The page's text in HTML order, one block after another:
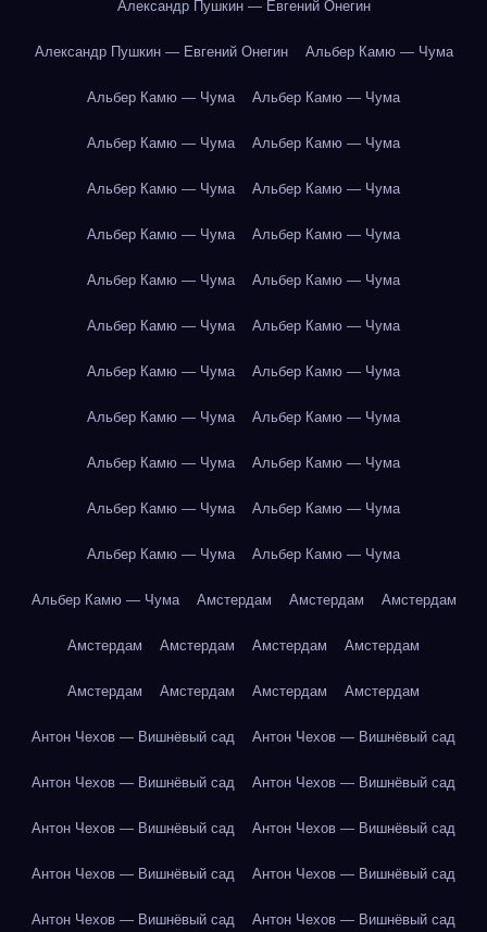
Александр Пушкин — Евгений Онегин
Александр Пушкин — Евгений Онегин Альбер Камю — Чума
Альбер Камю — Чума Альбер Камю — Чума
Альбер Камю — Чума Альбер Камю — Чума
Альбер Камю — Чума Альбер Камю — Чума
Альбер Камю — Чума Альбер Камю — Чума
Альбер Камю — Чума Альбер Камю — Чума
Альбер Камю — Чума Альбер Камю — Чума
Альбер Камю — Чума Альбер Камю — Чума
Альбер Камю — Чума Альбер Камю — Чума
Альбер Камю — Чума Альбер Камю — Чума
Альбер Камю — Чума Альбер Камю — Чума
Альбер Камю — Чума Альбер Камю — Чума
Альбер Камю — Чума Амстердам Амстердам Амстердам
Амстердам Амстердам Амстердам Амстердам
Амстердам Амстердам Амстердам Амстердам
Антон Чехов — Вишнёвый сад Антон Чехов — Вишнёвый сад
Антон Чехов — Вишнёвый сад Антон Чехов — Вишнёвый сад
Антон Чехов — Вишнёвый сад Антон Чехов — Вишнёвый сад
Антон Чехов — Вишнёвый сад Антон Чехов — Вишнёвый сад
Антон Чехов — Вишнёвый сад Антон Чехов — Вишнёвый сад